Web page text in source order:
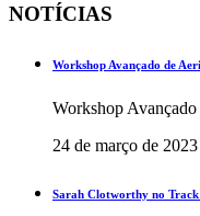
NOTÍCIAS
Workshop Avançado de
Workshop
24 de março de 2023
Sarah Clotworthy no